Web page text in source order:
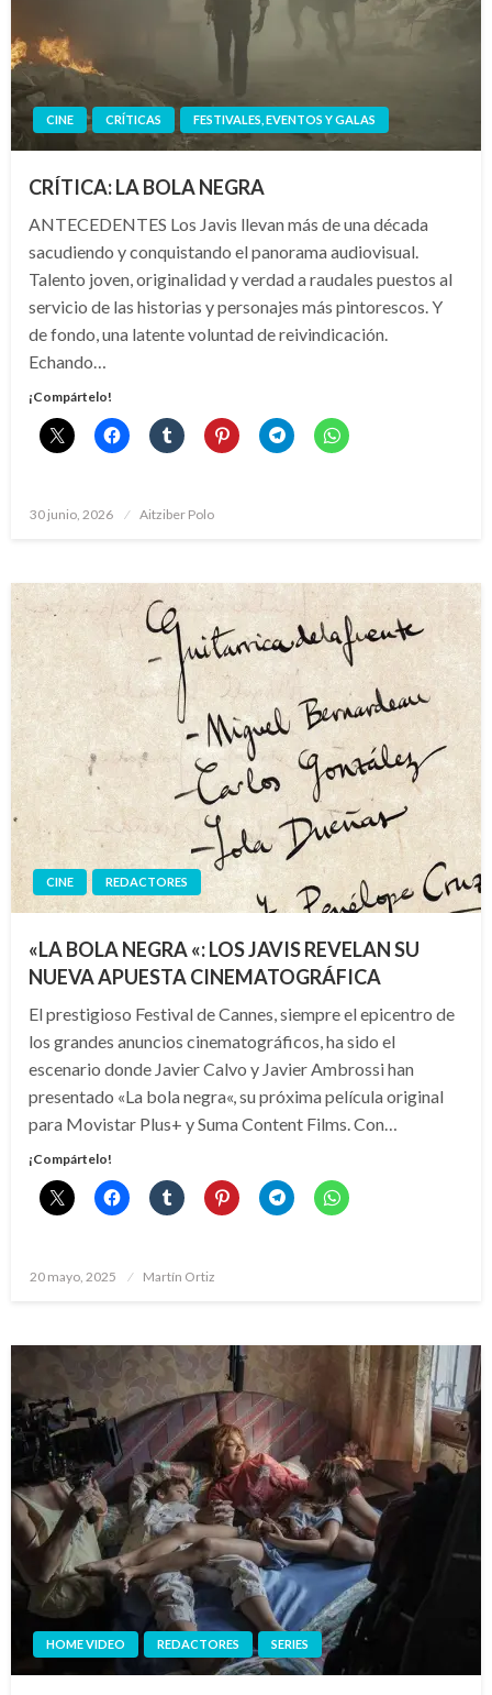
CINE CRÍTICAS FESTIVALES, EVENTOS Y GALAS
CRÍTICA: LA BOLA NEGRA
ANTECEDENTES Los Javis llevan más de una década
sacudiendo y conquistando el panorama audiovisual.
Talento joven, originalidad y verdad a raudales puestos al
servicio de las historias y personajes más pintorescos. Y
de fondo, una latente voluntad de reivindicación.
Echando…
¡Compártelo!
Publicado
30 junio, 2026 Aitziber Polo
CINE REDACTORES
«LA BOLA NEGRA «: LOS JAVIS REVELAN SU
NUEVA APUESTA CINEMATOGRÁFICA
El prestigioso Festival de Cannes, siempre el epicentro de
los grandes anuncios cinematográficos, ha sido el
escenario donde Javier Calvo y Javier Ambrossi han
presentado «La bola negra«, su próxima película original
para Movistar Plus+ y Suma Content Films. Con…
¡Compártelo!
Publicado
20 mayo, 2025 Martín Ortiz
HOME VIDEO REDACTORES SERIES